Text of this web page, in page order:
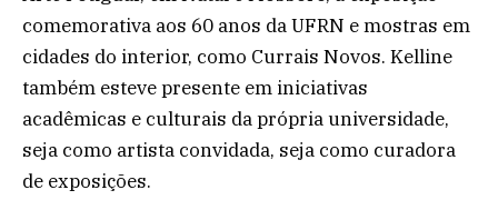
comemorativa aos 60 anos da UFRN e mostras em
cidades do interior, como Currais Novos. Kelline
também esteve presente em iniciativas
acadêmicas e culturais da própria universidade,
seja como artista convidada, seja como curadora
de exposições.